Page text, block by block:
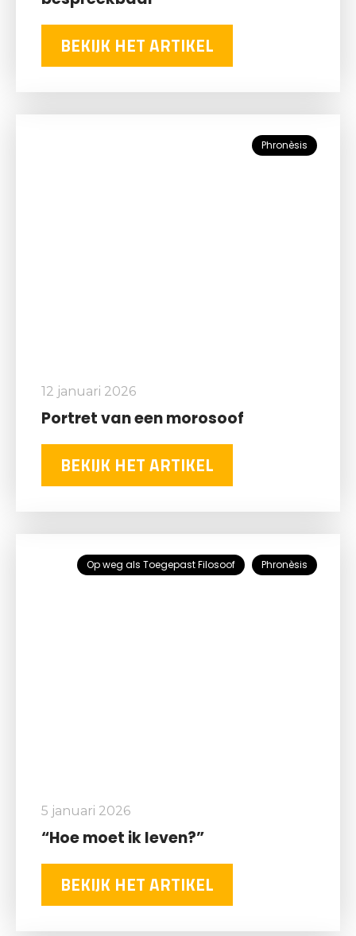
BEKIJK HET ARTIKEL
Phronèsis
12 januari 2026
Portret van een morosoof
BEKIJK HET ARTIKEL
Op weg als Toegepast Filosoof Phronèsis
5 januari 2026
“Hoe moet ik leven?”
BEKIJK HET ARTIKEL